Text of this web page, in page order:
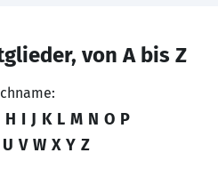
von A bis Z
H I J K L M N O P
U V W X Y Z